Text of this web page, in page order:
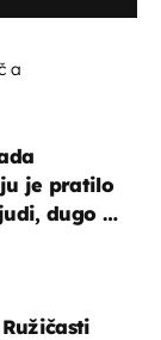
je pratilo
dugo se